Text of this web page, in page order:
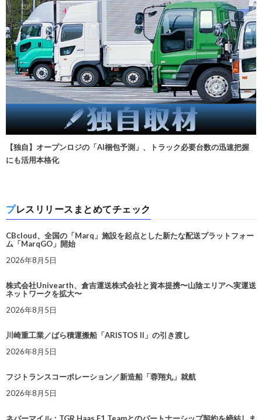
【独自】オープンロジの「AI梱包予測」、トラック必要台数の迅速把握
にも活用本格化
プレスリリースまとめてチェック
CBcloud、全国の「Marq」施設を起点とした新たな配送プラットフォー
ム「MarqGO」開始
2026年8月5日
株式会社Univearth、倉吉運送株式会社と資本提携〜山陰エリアへ実運送
ネットワークを拡大〜
2026年8月5日
川崎重工業／ばら積運搬船「ARISTOS II」の引き渡し
2026年8月5日
フジトランスコーポレーション／新造船「蓉翔丸」就航
2026年8月5日